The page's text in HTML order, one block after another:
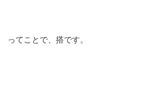
ってことで、搭です。